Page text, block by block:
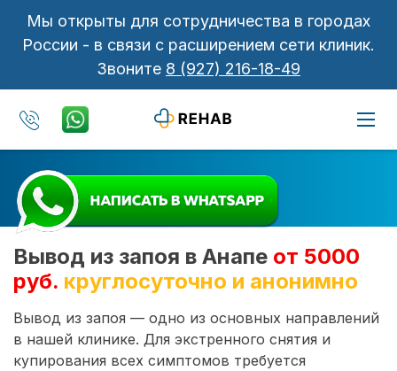
Мы открыты для сотрудничества в городах
России - в связи с расширением сети клиник.
Звоните 8 (927) 216-18-49
Вывод из запоя в Анапе от 5000
руб. круглосуточно и анонимно
Вывод из запоя — одно из основных направлений
в нашей клинике. Для экстренного снятия и
купирования всех симптомов требуется